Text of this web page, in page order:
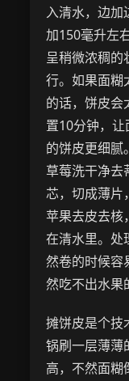
入清水，边加
加150毫升左
呈稍微浓稠的
行。如果面糊
的话，饼皮会
置10分钟，
的饼皮更细腻
草莓洗干净去
芯，切成薄片
苹果去皮去核
在清水里。处
然卷的时候容
然吃不出水果
摊饼皮是个技
锅刷一层薄薄
高，不然面糊